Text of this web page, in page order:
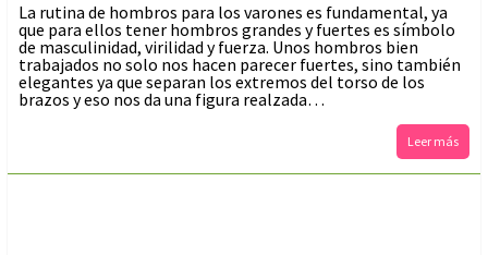
La rutina de hombros para los varones es fundamental, ya
que para ellos tener hombros grandes y fuertes es símbolo
de masculinidad, virilidad y fuerza. Unos hombros bien
trabajados no solo nos hacen parecer fuertes, sino también
elegantes ya que separan los extremos del torso de los
brazos y eso nos da una figura realzada…
Leer más